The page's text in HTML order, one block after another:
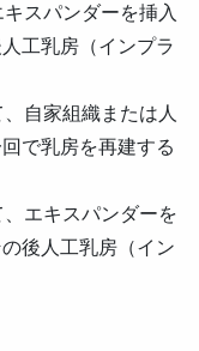
スパンダーを挿入
工乳房（インプラ
自家組織または人
で乳房を再建する
エキスパンダーを
後人工乳房（イン